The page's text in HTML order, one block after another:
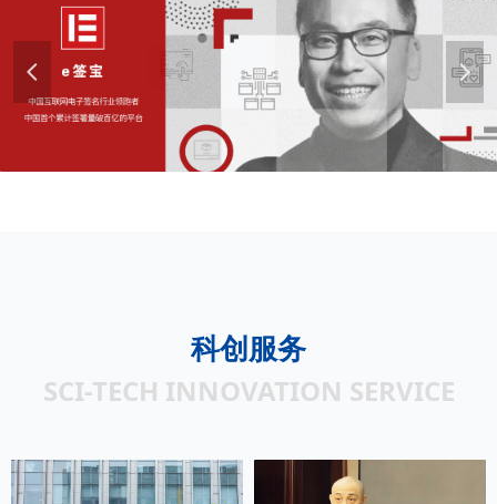
科创服务
SCI-TECH INNOVATION SERVICE
了解更多
넳 넲